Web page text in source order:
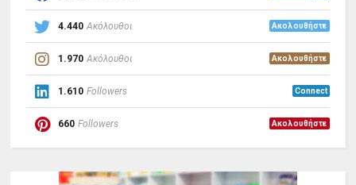
4.440 Ακόλουθοι Ακολουθήστε
1.970 Ακόλουθοι Ακολουθήστε
1.610 Followers Connect
660 Followers Ακολουθήστε